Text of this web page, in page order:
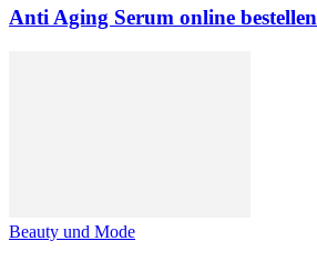
Anti Aging Serum online bestellen
Beauty und Mode